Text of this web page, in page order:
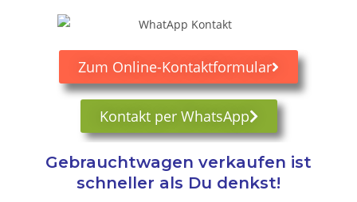
Zum Online-Kontaktformular
Kontakt per WhatsApp
Gebrauchtwagen verkaufen ist
schneller als Du denkst!